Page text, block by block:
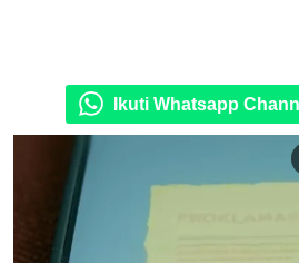
Ikuti Whatsapp